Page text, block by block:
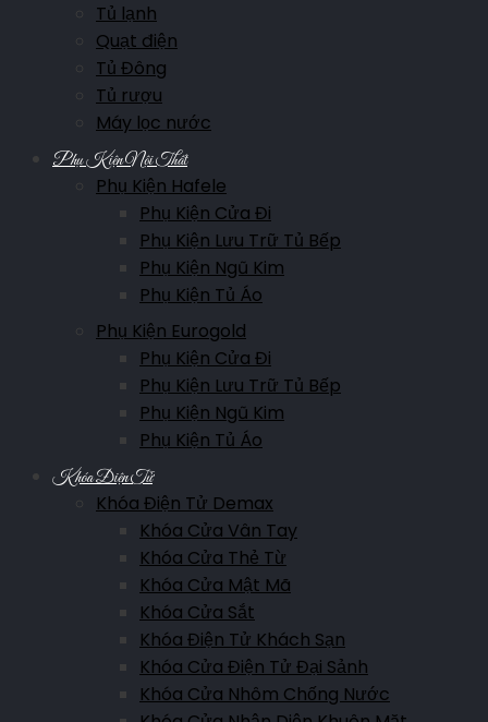
Tủ lạnh
Quạt điện
Tủ Đông
Tủ rượu
Máy lọc nước
Phụ Kiện Nội Thất
Phụ Kiện Hafele
Phụ Kiện Cửa Đi
Phụ Kiện Lưu Trữ Tủ Bếp
Phụ Kiện Ngũ Kim
Phụ Kiện Tủ Áo
Phụ Kiện Eurogold
Phụ Kiện Cửa Đi
Phụ Kiện Lưu Trữ Tủ Bếp
Phụ Kiện Ngũ Kim
Phụ Kiện Tủ Áo
Khóa Điện Tử
Khóa Điện Tử Demax
Khóa Cửa Vân Tay
Khóa Cửa Thẻ Từ
Khóa Cửa Mật Mã
Khóa Cửa Sắt
Khóa Điện Tử Khách Sạn
Khóa Cửa Điện Tử Đại Sảnh
Khóa Cửa Nhôm Chống Nước